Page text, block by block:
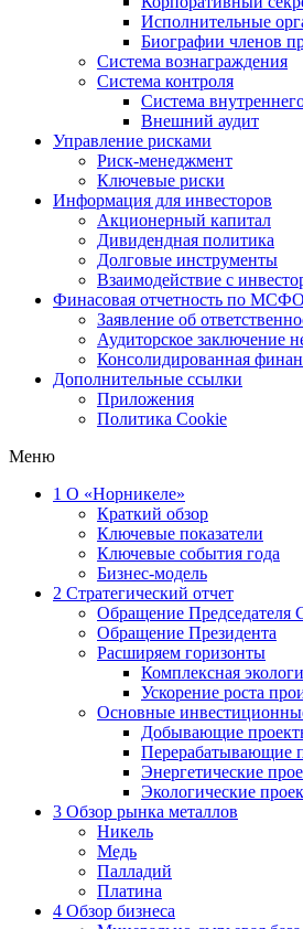
Исполнительные
Биографии членов
Система вознаграждения
Система контроля
Система
Внешний аудит
Управление рисками
Риск-менеджмент
Ключевые риски
Информация для инвесторов
Акционерный капитал
Дивидендная политика
Долговые инструменты
Взаимодействие с
Финасовая отчетность по МСФО
Заявление об
Аудиторское заключение
Консолидированная
Дополнительные ссылки
Приложения
Политика Cookie
Меню
1 О «Норникеле»
Краткий обзор
Ключевые показатели
Ключевые события года
Бизнес-модель
2 Стратегический отчет
Обращение Председателя
Обращение Президента
Расширяем горизонты
Комплексная
Ускорение роста
Основные
Добывающие
Перерабатывающие
Энергетические
Экологические
3 Обзор рынка металлов
Никель
Медь
Палладий
Платина
4 Обзор бизнеса